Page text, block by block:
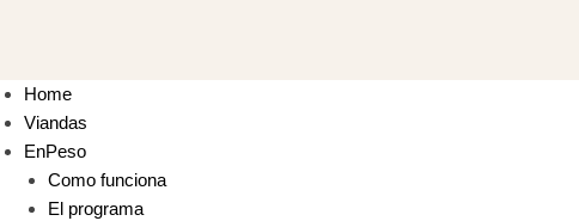
Home
Viandas
EnPeso
Como funciona
El programa